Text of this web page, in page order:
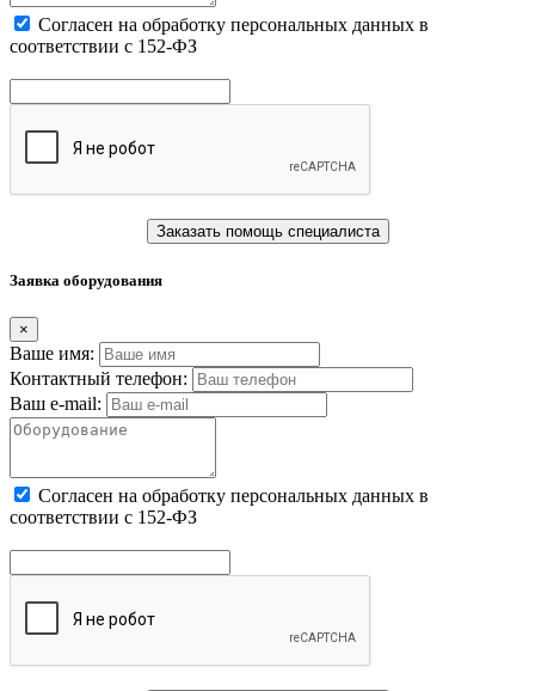
Cогласен на обработку персональных данных в
соответствии с 152-ФЗ
Заказать помощь специалиста
Заявка оборудования
×
Ваше имя:
Контактный телефон:
Ваш e-mail:
Cогласен на обработку персональных данных в
соответствии с 152-ФЗ